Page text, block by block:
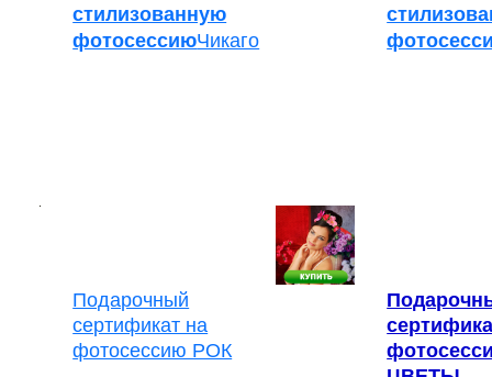
стилизованную
фотосессиюЧикаго
Подарочный
сертификат на
фотосессию РОК